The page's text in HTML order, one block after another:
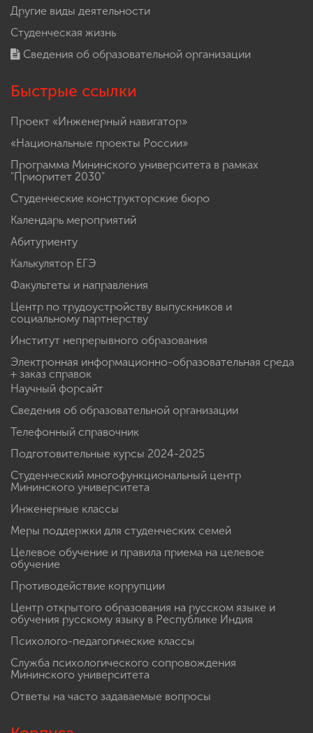
Другие виды деятельности
Студенческая жизнь
Сведения об образовательной организации
Быстрые ссылки
Проект «Инженерный навигатор»
«Национальные проекты России»
Программа Мининского университета в рамках
"Приоритет 2030"
Студенческие конструкторские бюро
Календарь мероприятий
Абитуриенту
Калькулятор ЕГЭ
Факультеты и направления
Центр по трудоустройству выпускников и
социальному партнерству
Институт непрерывного образования
Электронная информационно-образовательная среда
+ заказ справок
Научный форсайт
Сведения об образовательной организации
Телефонный справочник
Подготовительные курсы 2024-2025
Студенческий многофункциональный центр
Мининского университета
Инженерные классы
Меры поддержки для студенческих семей
Целевое обучение и правила приема на целевое
обучение
Противодействие коррупции
Центр открытого образования на русском языке и
обучения русскому языку в Республике Индия
Психолого-педагогические классы
Служба психологического сопровождения
Мининского университета
Ответы на часто задаваемые вопросы